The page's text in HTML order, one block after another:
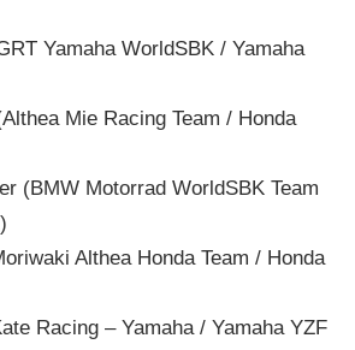
Yamaha WorldSBK / Yamaha
Mie Racing Team / Honda
(BMW Motorrad WorldSBK Team
Althea Honda Team / Honda
Racing – Yamaha / Yamaha YZF